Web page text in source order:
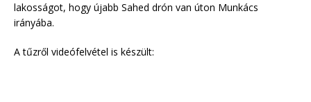
lakosságot, hogy újabb Sahed drón van úton Munkács
irányába.
A tűzről videófelvétel is készült: